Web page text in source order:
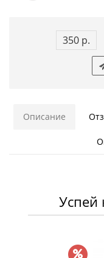
350 р.
Описание
Успей